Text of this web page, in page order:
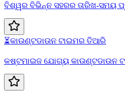
ବିଶ୍ୱର ବିଭିନ୍ନ ସହରର ତାରିଖ-ସମୟ
⏳କାଉଣ୍ଟଡାଉନ ଟାଇମର ତିଆରି
କଷ୍ଟମାଇଜ ଯୋଗ୍ୟ କାଉଣ୍ଟଡାଉନ